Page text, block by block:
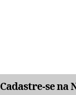
Cadastre-se na